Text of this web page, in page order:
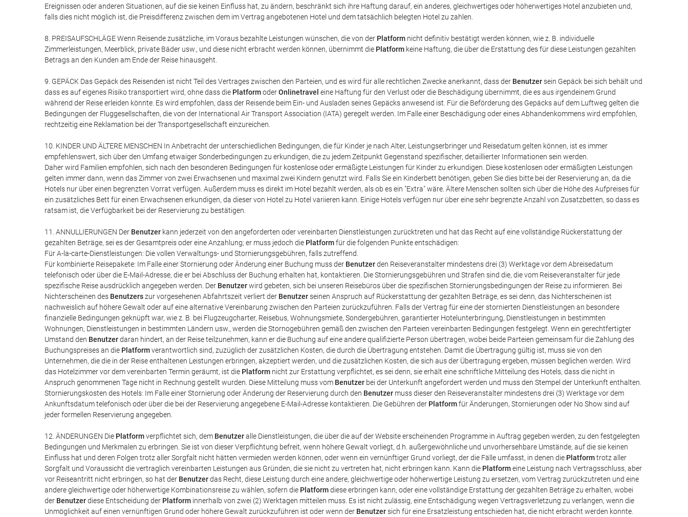
Ereignissen oder anderen Situationen, auf die sie keinen Einfluss hat, zu ändern, beschränkt sich ihre Haftung darauf, ein anderes, gleichwertiges oder höherwertiges Hotel anzubieten und,
falls dies nicht möglich ist, die Preisdifferenz zwischen dem im Vertrag angebotenen Hotel und dem tatsächlich belegten Hotel zu zahlen.
8. PREISAUFSCHLÄGE Wenn Reisende zusätzliche, im Voraus bezahlte Leistungen wünschen, die von der Platform nicht definitiv bestätigt werden können, wie z. B. individuelle
Zimmerleistungen, Meerblick, private Bäder usw., und diese nicht erbracht werden können, übernimmt die Platform keine Haftung, die über die Erstattung des für diese Leistungen gezahlten
Betrags an den Kunden am Ende der Reise hinausgeht.
9. GEPÄCK Das Gepäck des Reisenden ist nicht Teil des Vertrages zwischen den Parteien, und es wird für alle rechtlichen Zwecke anerkannt, dass der Benutzersein Gepäck bei sich behält und
dass es auf eigenes Risiko transportiert wird, ohne dass die PlatformoderOnlinetravel eine Haftung für den Verlust oder die Beschädigung übernimmt, die es aus irgendeinem Grund
während der Reise erleiden könnte. Es wird empfohlen, dass der Reisende beim Ein- und Ausladen seines Gepäcks anwesend ist. Für die Beförderung des Gepäcks auf dem Luftweg gelten die
Bedingungen der Fluggesellschaften, die von der International Air Transport Association (IATA) geregelt werden. Im Falle einer Beschädigung oder eines Abhandenkommens wird empfohlen,
rechtzeitig eine Reklamation bei der Transportgesellschaft einzureichen.
10. KINDER UND ÄLTERE MENSCHEN In Anbetracht der unterschiedlichen Bedingungen, die für Kinder je nach Alter, Leistungserbringer und Reisedatum gelten können, ist es immer
empfehlenswert, sich über den Umfang etwaiger Sonderbedingungen zu erkundigen, die zu jedem Zeitpunkt Gegenstand spezifischer, detaillierter Informationen sein werden.
Daher wird Familien empfohlen, sich nach den besonderen Bedingungen für kostenlose oder ermäßigte Leistungen für Kinder zu erkundigen. Diese kostenlosen oder ermäßigten Leistungen
gelten immer dann, wenn das Zimmer von zwei Erwachsenen und maximal zwei Kindern genutzt wird. Falls Sie ein Kinderbett benötigen, geben Sie dies bitte bei der Reservierung an, da die
Hotels nur über einen begrenzten Vorrat verfügen. Außerdem muss es direkt im Hotel bezahlt werden, als ob es ein "Extra" wäre. Ältere Menschen sollten sich über die Höhe des Aufpreises für
ein zusätzliches Bett für einen Erwachsenen erkundigen, da dieser von Hotel zu Hotel variieren kann. Einige Hotels verfügen nur über eine sehr begrenzte Anzahl von Zusatzbetten, so dass es
ratsam ist, die Verfügbarkeit bei der Reservierung zu bestätigen.
11. ANNULLIERUNGEN Der Benutzer kann jederzeit von den angeforderten oder vereinbarten Dienstleistungen zurücktreten und hat das Recht auf eine vollständige Rückerstattung der
gezahlten Beträge, sei es der Gesamtpreis oder eine Anzahlung; er muss jedoch die Platformfür die folgenden Punkte entschädigen:
Für A-la-carte-Dienstleistungen: Die vollen Verwaltungs- und Stornierungsgebühren, falls zutreffend.
Für kombinierte Reisepakete: Im Falle einer Stornierung oder Änderung einer Buchung muss der Benutzerden Reiseveranstalter mindestens drei (3) Werktage vor dem Abreisedatum
telefonisch oder über die E-Mail-Adresse, die er bei Abschluss der Buchung erhalten hat, kontaktieren. Die Stornierungsgebühren und Strafen sind die, die vom Reiseveranstalter für jede
spezifische Reise ausdrücklich angegeben werden. Der Benutzerwird gebeten, sich bei unseren Reisebüros über die spezifischen Stornierungsbedingungen der Reise zu informieren. Bei
Nichterscheinen des Benutzerszur vorgesehenen Abfahrtszeit verliert der Benutzerseinen Anspruch auf Rückerstattung der gezahlten Beträge, es sei denn, das Nichterscheinen ist
nachweislich auf höhere Gewalt oder auf eine alternative Vereinbarung zwischen den Parteien zurückzuführen. Falls der Vertrag für eine der stornierten Dienstleistungen an besondere
finanzielle Bedingungen geknüpft war, wie z. B. bei Flugzeugcharter, Reisebus, Wohnungsmiete, Sondergebühren, garantierter Hotelunterbringung, Dienstleistungen in bestimmten
Wohnungen, Dienstleistungen in bestimmten Ländern usw., werden die Stornogebühren gemäß den zwischen den Parteien vereinbarten Bedingungen festgelegt. Wenn ein gerechtfertigter
Umstand den Benutzerdaran hindert, an der Reise teilzunehmen, kann er die Buchung auf eine andere qualifizierte Person übertragen, wobei beide Parteien gemeinsam für die Zahlung des
Buchungspreises an die Platformverantwortlich sind, zuzüglich der zusätzlichen Kosten, die durch die Übertragung entstehen. Damit die Übertragung gültig ist, muss sie von den
Unternehmen, die die in der Reise enthaltenen Leistungen erbringen, akzeptiert werden, und die zusätzlichen Kosten, die sich aus der Übertragung ergeben, müssen beglichen werden. Wird
das Hotelzimmer vor dem vereinbarten Termin geräumt, ist die Platform nicht zur Erstattung verpflichtet, es sei denn, sie erhält eine schriftliche Mitteilung des Hotels, dass die nicht in
Anspruch genommenen Tage nicht in Rechnung gestellt wurden. Diese Mitteilung muss vom Benutzer bei der Unterkunft angefordert werden und muss den Stempel der Unterkunft enthalten.
Stornierungskosten des Hotels: Im Falle einer Stornierung oder Änderung der Reservierung durch den Benutzer muss dieser den Reiseveranstalter mindestens drei (3) Werktage vor dem
Ankunftsdatum telefonisch oder über die bei der Reservierung angegebene E-Mail-Adresse kontaktieren. Die Gebühren der Platformfür Änderungen, Stornierungen oder No Show sind auf
jeder formellen Reservierung angegeben.
12. ÄNDERUNGEN Die Platformverpflichtet sich, dem Benutzeralle Dienstleistungen, die über die auf der Website erscheinenden Programme in Auftrag gegeben werden, zu den festgelegten
Bedingungen und Merkmalen zu erbringen. Sie ist von dieser Verpflichtung befreit, wenn höhere Gewalt vorliegt, d.h. außergewöhnliche und unvorhersehbare Umstände, auf die sie keinen
Einfluss hat und deren Folgen trotz aller Sorgfalt nicht hätten vermieden werden können, oder wenn ein vernünftiger Grund vorliegt, der die Fälle umfasst, in denen die Platformtrotz aller
Sorgfalt und Voraussicht die vertraglich vereinbarten Leistungen aus Gründen, die sie nicht zu vertreten hat, nicht erbringen kann. Kann die Platformeine Leistung nach Vertragsschluss, aber
vor Reiseantritt nicht erbringen, so hat der Benutzerdas Recht, diese Leistung durch eine andere, gleichwertige oder höherwertige Leistung zu ersetzen, vom Vertrag zurückzutreten und eine
andere gleichwertige oder höherwertige Kombinationsreise zu wählen, sofern die Platformdiese erbringen kann, oder eine vollständige Erstattung der gezahlten Beträge zu erhalten, wobei
der Benutzerdiese Entscheidung der Platform innerhalb von zwei (2) Werktagen mitteilen muss. Es ist nicht zulässig, eine Entschädigung wegen Vertragsverletzung zu verlangen, wenn die
Unmöglichkeit auf einen vernünftigen Grund oder höhere Gewalt zurückzuführen ist oder wenn der Benutzersich für eine Ersatzleistung entschieden hat, die nicht erbracht werden konnte.